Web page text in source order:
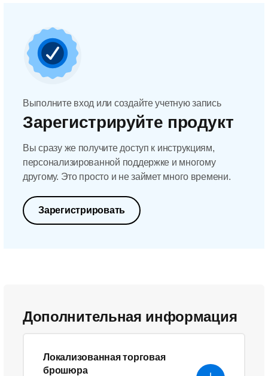
Выполните вход или создайте учетную запись
Зарегистрируйте продукт
Вы сразу же получите доступ к инструкциям,
персонализированной поддержке и многому
другому. Это просто и не займет много времени.
Зарегистрировать
Дополнительная информация
Локализованная торговая
брошюра